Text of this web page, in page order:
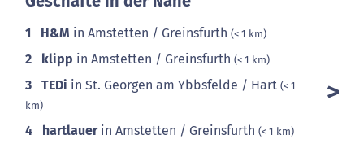
1 H&M in Amstetten / Greinsfurth (< 1 km)
2 klipp in Amstetten / Greinsfurth (< 1 km)
3 TEDi in St. Georgen am Ybbsfelde / Hart (< 1
km)
4 hartlauerin Amstetten / Greinsfurth (< 1 km)